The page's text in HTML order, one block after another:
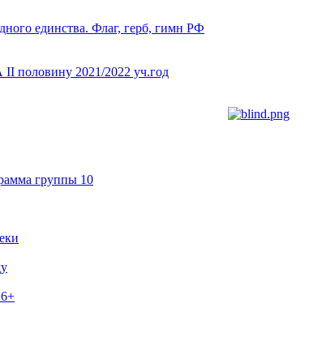
единства. Флаг, герб, гимн РФ
2021/2022 уч.год
группы 10